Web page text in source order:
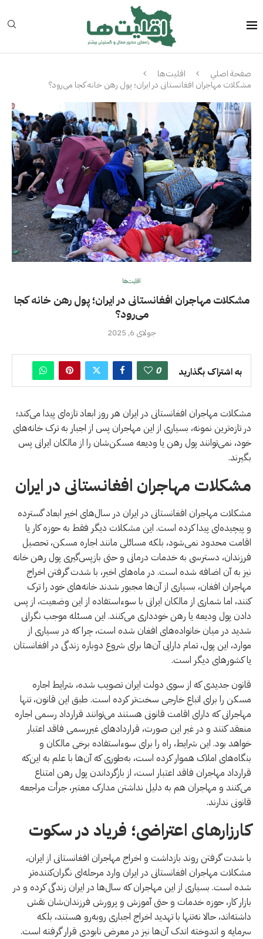
صفحة اصلي
اقلیت‌ها
مشکلات مهاجران افغانستانی در ایران؛ پول رهن خانه کجا می‌رود؟
اقلیت‌ها
مشکلات مهاجران افغانستانی در ایران؛ پول رهن خانه کجا
می‌رود؟
جولای 6, 2025
به اشتراک بگذارید 0
مشکلات مهاجران افغانستانی در ایران هر روز ابعاد تازه‌ای پیدا می‌کند؛
در تازه‌ترین نمونه، بسیاری از این مهاجران پس از اجبار به ترک خانه‌های
خود، نمی‌توانند پول رهن یا ودیعه مسکن‌شان را از مالکان ایرانی پس
بگیرند.
مشکلات مهاجران افغانستانی در ایران
مشکلات مهاجران افغانستانی در ایران در سال‌های اخیر ابعاد گسترده
و پیچیده‌ای پیدا کرده است. این مشکلات دیگر فقط به حوزه کار یا
اقامت محدود نمی‌شود، بلکه مسائلی مانند اجاره مسکن، تحصیل
فرزندان، دسترسی به خدمات درمانی و حتی بازپس‌گیری پول رهن خانه
نیز به آن اضافه شده است. در ماه‌های اخیر، با شدت گرفتن اخراج
مهاجران افغان، بسیاری از آن‌ها مجبور شدند خانه‌های خود را ترک
کنند، اما شماری از مالکان ایرانی با سوءاستفاده از این وضعیت، از پس
دادن پول ودیعه یا رهن خودداری می‌کنند. این مسئله موجب نگرانی
شدید در میان خانواده‌های افغان شده است، چرا که در بسیاری از
موارد، این پول، تمام دارایی آن‌ها برای شروع دوباره زندگی در افغانستان
یا کشورهای دیگر است.
قانون جدیدی که از سوی دولت ایران تصویب شده، شرایط اجاره
مسکن را برای اتباع خارجی سخت‌تر کرده است. طبق این قانون، تنها
مهاجرانی که دارای اقامت قانونی هستند می‌توانند قرارداد رسمی اجاره
منعقد کنند و در غیر این صورت، قراردادهای غیررسمی فاقد اعتبار
خواهد بود. این شرایط، راه را برای سوءاستفاده برخی مالکان و
بنگاه‌های املاک هموار کرده است، به‌طوری که آن‌ها با علم به این‌که
قرارداد مهاجران فاقد اعتبار است، از بازگرداندن پول رهن امتناع
می‌کنند و مهاجران هم به دلیل نداشتن مدارک معتبر، جرأت مراجعه
قانونی ندارند.
کارزارهای اعتراضی؛ فریاد در سکوت
با شدت گرفتن روند بازداشت و اخراج مهاجران افغانستانی از ایران،
مشکلات مهاجران افغانستانی در ایران وارد مرحله‌ای نگران‌کننده‌تر
شده است. بسیاری از این مهاجران که سال‌ها در ایران زندگی کرده و در
بازار کار، حوزه خدمات و حتی آموزش و پرورش فرزندان‌شان نقش
داشته‌اند، حالا نه‌تنها با تهدید اخراج اجباری روبه‌رو هستند، بلکه
سرمایه و اندوخته اندک آن‌ها نیز در معرض نابودی قرار گرفته است.